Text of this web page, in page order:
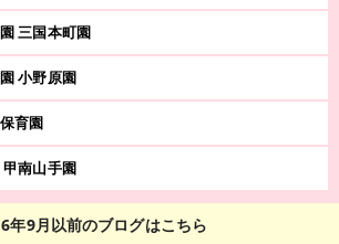
三国本町園
小野原園
育園
南山手園
年9月以前のブログはこちら